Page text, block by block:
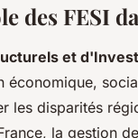
des FESI
et
économique,
les disparités
la gestion